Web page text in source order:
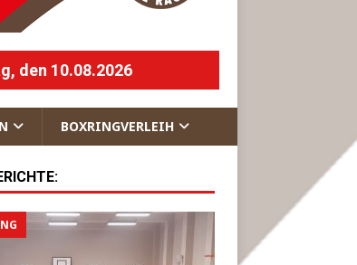
den 10.08.2026
BOXRINGVERLEIH